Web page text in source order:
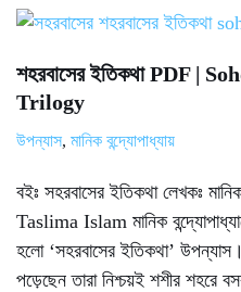
bo
ok
tte
r
ail re
শহরবাসের ইতিকথা PDF |
Trilogy
উপন্যাস, মানিক বন্দ্যোপাধ্যায়
বইঃ সহরবাসের ইতিকথা লেখকঃ
Taslima Islam মানিক
হলো ‘সহরবাসের ইতিকথা’
পড়েছেন তারা নিশ্চয়ই শশীর শহরে